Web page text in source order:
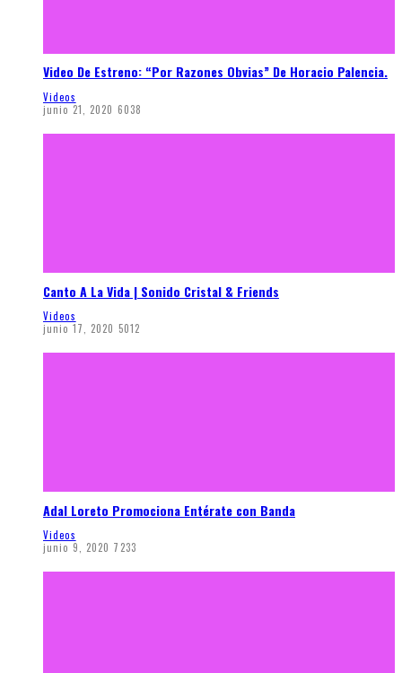
Video De Estreno: “Por Razones Obvias” De Horacio Palencia.
Videos
junio 21, 2020 6038
Canto A La Vida | Sonido Cristal & Friends
Videos
junio 17, 2020 5012
Adal Loreto Promociona Entérate con Banda
Videos
junio 9, 2020 7233